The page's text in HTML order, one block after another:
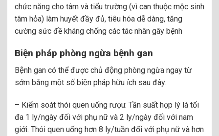
chức năng cho tâm và tiểu trường (vì can thuộc mộc sinh
tâm hỏa) làm huyết đầy đủ, tiêu hóa dễ dàng, tăng
cường sức đề kháng chống các tác nhân gây bệnh
Biện pháp phòng ngừa bệnh gan
Bệnh gan có thể được chủ động phòng ngừa ngay từ
sớm bằng một số biện pháp hữu ích sau đây:
– Kiểm soát thói quen uống rượu: Tần suất hợp lý là tối
đa 1 ly/ngày đối với phụ nữ và 2 ly/ngày đối với nam
giới. Thói quen uống hơn 8 ly/tuần đối với phụ nữ và hơn